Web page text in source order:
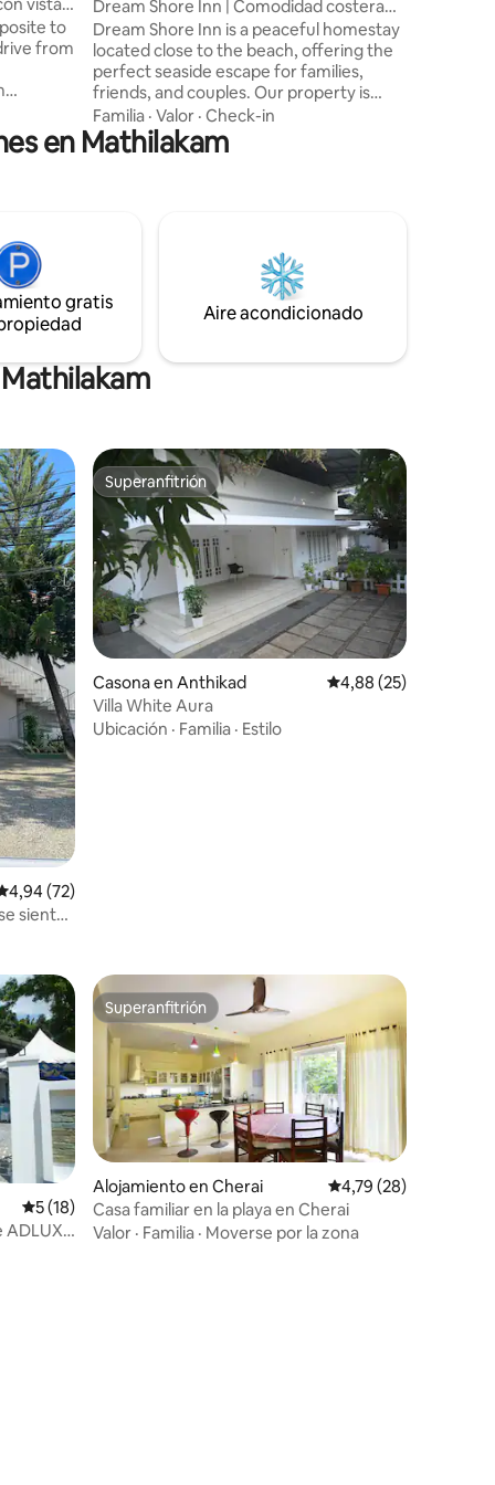
from
It is a
with all
cot
for
away
from
Dream Shore Inn | Comodidad costera
cerca de la playa
Dream Shore Inn is a peaceful homestay
located close to the beach, offering the
perfect seaside escape for families,
friends, and couples. Our property is
conveniently located close to some of
the most popular attractions and
Beaches in the area Guruvayur Temple,
and Kayaking facilities on a rental basis.
Familia · Valor · Check-in
en Mathilakam
gratis
Aire acondicionado
promedio: 4,94 de 5. 72 evaluaciones
4,94 (72)
siente
Superanfitrión
Superanfitrión
Casona en Anthikad Calificación
4,88 (25)
Villa White Aura
Ubicación · Familia · Estilo
destacados
Calificación promedio: 5 de 5. 18 evaluaciones
5 (18)
ADLUX y
Superanfitrión
Superanfitrión
Alojamiento en Cherai Calificación
4,79 (28)
Casa familiar en la playa en Cherai
Valor · Familia · Moverse por la zona